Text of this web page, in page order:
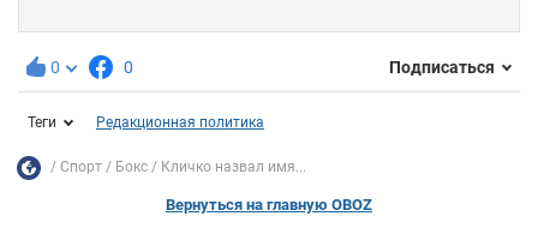
0 0 Подписаться
Теги Редакционная политика
Спорт Бокс Кличко назвал имя...
Вернуться на главную OBOZ